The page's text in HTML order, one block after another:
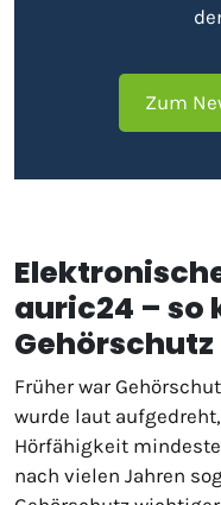
Zum
auric24 –
Früher war
wurde laut
Hörfähigkeit
nach vielen Jahren